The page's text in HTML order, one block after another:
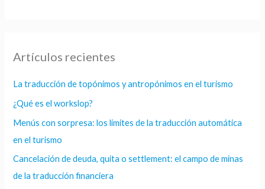
Artículos recientes
La traducción de topónimos y antropónimos en el turismo
¿Qué es el workslop?
Menús con sorpresa: los límites de la traducción automática
en el turismo
Cancelación de deuda, quita o settlement: el campo de minas
de la traducción financiera